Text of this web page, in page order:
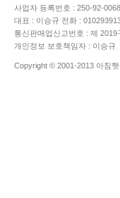
사업자 등록번호 : 250-92-
대표 : 이승규 전화 :
통신판매업신고번호 : 제 2019
개인정보 보호책임자 : 이승규
Copyright © 2001-2013 아침